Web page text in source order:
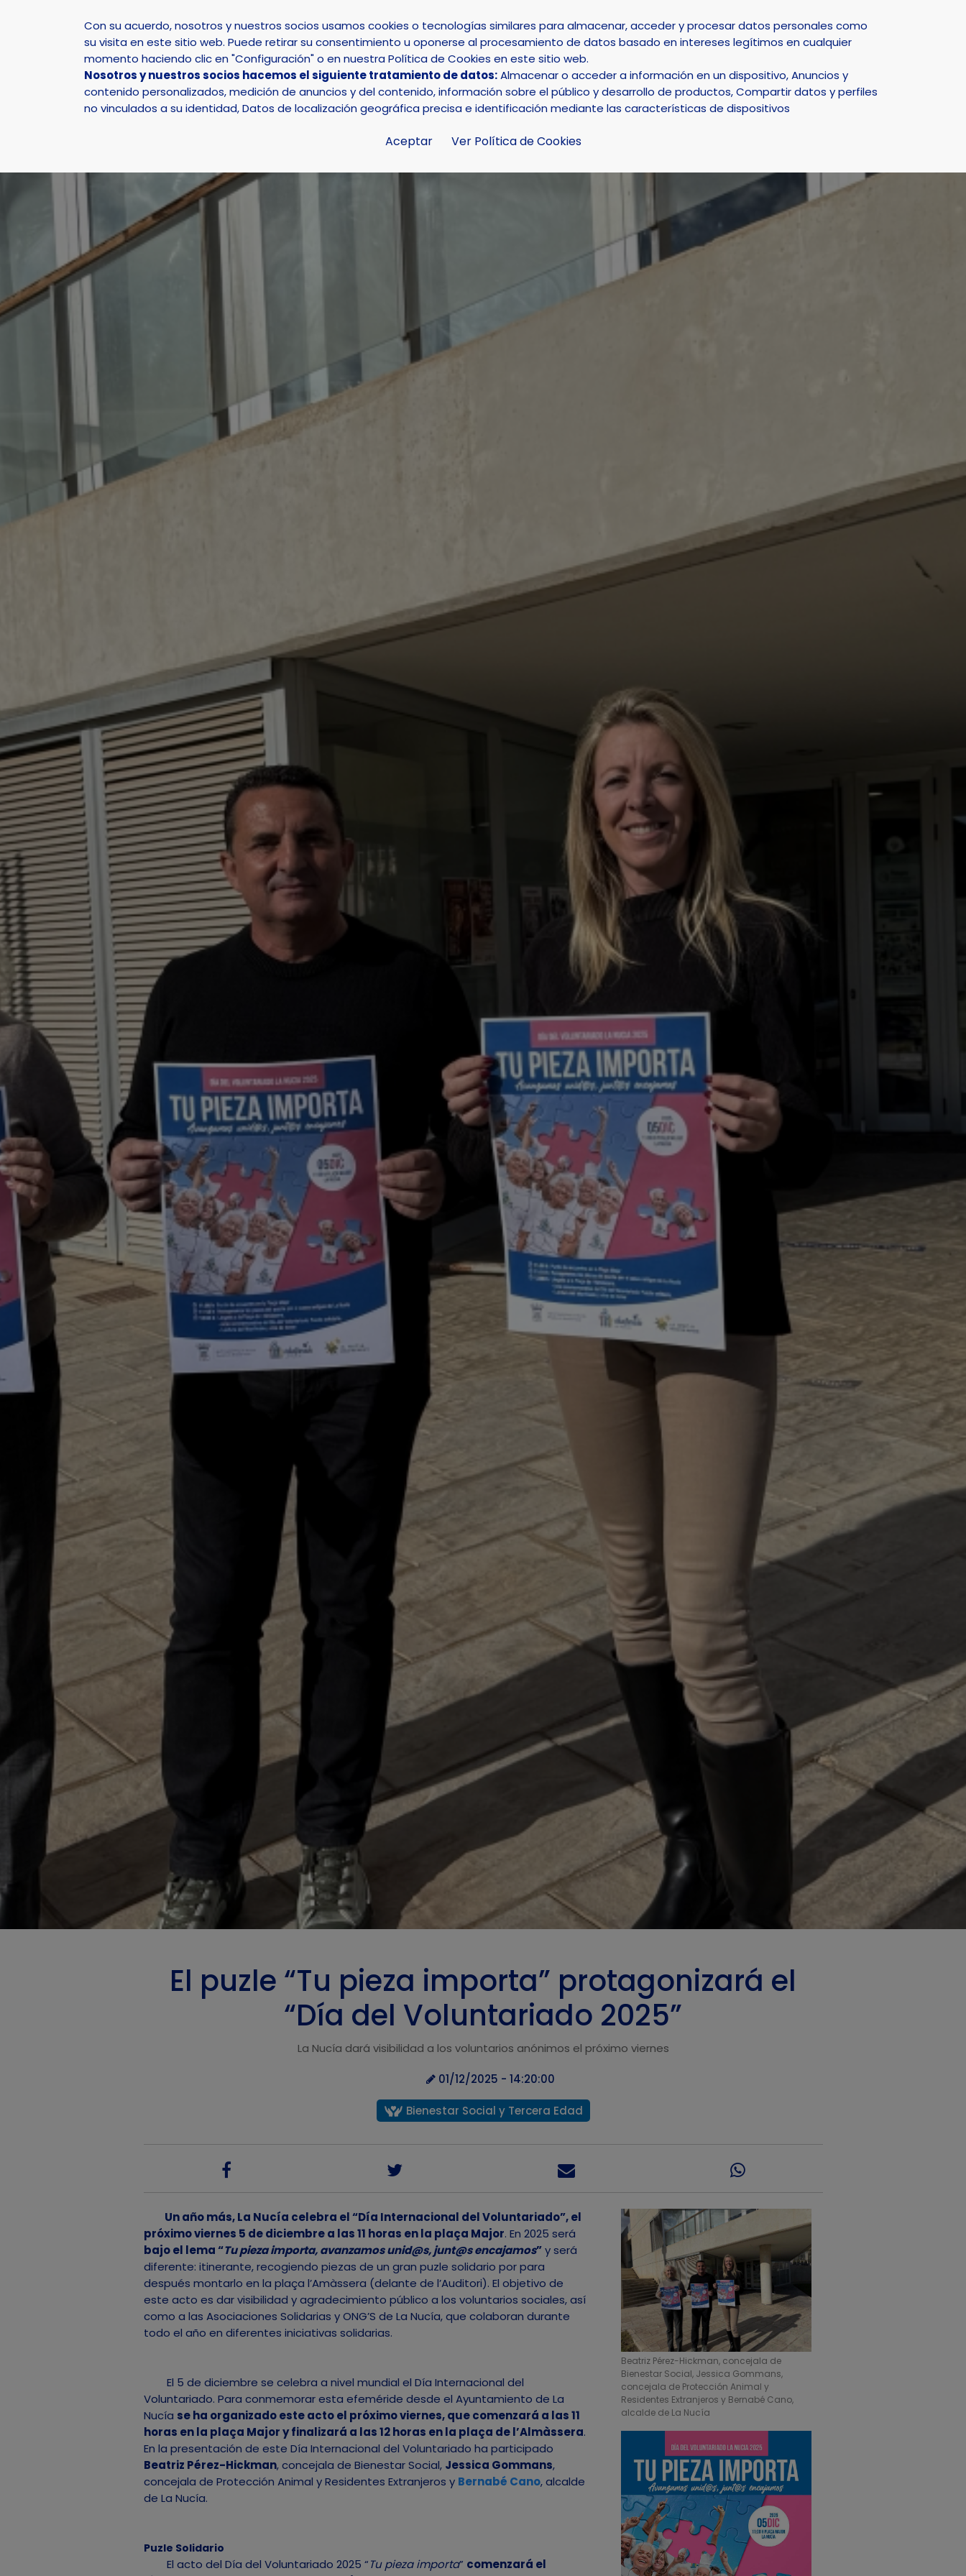
Select Language
INICIO AYUNTAMIENTO LA NUCÍA DEPORTE NATURALEZA SMART CITY
Con su acuerdo, nosotros y nuestros socios usamos cookies o tecnologías similares para almacenar, acceder y procesar datos personales como
su visita en este sitio web. Puede retirar su consentimiento u oponerse al procesamiento de datos basado en intereses legítimos en cualquier
momento haciendo clic en "Configuración" o en nuestra Política de Cookies en este sitio web.
Nosotros y nuestros socios hacemos el siguiente tratamiento de datos:Almacenar o acceder a información en un dispositivo, Anuncios y
contenido personalizados, medición de anuncios y del contenido, información sobre el público y desarrollo de productos, Compartir datos y perfiles
no vinculados a su identidad, Datos de localización geográfica precisa e identificación mediante las características de dispositivos
Aceptar Ver Política de Cookies
Actualidad Noticias Noticia - El puzle “Tu pieza importa” protagonizará el “Día del Voluntariado 2025”
El puzle “Tu pieza importa” protagonizará el
“Día del Voluntariado 2025”
La Nucía dará visibilidad a los voluntarios anónimos el próximo viernes
01/12/2025 - 14:20:00
Bienestar Social y Tercera Edad
Un año más, La Nucía celebra el “Día Internacional del Voluntariado”, el
próximo viernes 5 de diciembre a las 11 horas en la plaça Major. En 2025 será
bajo el lema “Tu pieza importa, avanzamos unid@s, junt@s encajamos”y será
diferente: itinerante, recogiendo piezas de un gran puzle solidario por para
después montarlo en la plaça l’Amàssera (delante de l’Auditori). El objetivo de
este acto es dar visibilidad y agradecimiento público a los voluntarios sociales, así
como a las Asociaciones Solidarias y ONG’S de La Nucía, que colaboran durante
todo el año en diferentes iniciativas solidarias.
El 5 de diciembre se celebra a nivel mundial el Día Internacional del
Voluntariado. Para conmemorar esta efeméride desde el Ayuntamiento de La
Nucía se ha organizado este acto el próximo viernes, que comenzará a las 11
horas en la plaça Major y finalizará a las 12 horas en la plaça de l’Almàssera.
En la presentación de este Día Internacional del Voluntariado ha participado
Beatriz Pérez-Hickman, concejala de Bienestar Social, Jessica Gommans,
concejala de Protección Animal y Residentes Extranjeros y Bernabé Cano, alcalde
de La Nucía.
Puzle Solidario
El acto del Día del Voluntariado 2025 “Tu pieza importa” comenzará el
Beatriz Pérez-Hickman, concejala de
Bienestar Social, Jessica Gommans,
concejala de Protección Animal y
Residentes Extranjeros y Bernabé Cano,
alcalde de La Nucía